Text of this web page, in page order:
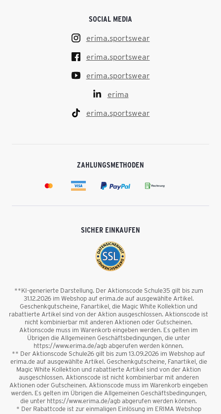
SOCIAL MEDIA
erima.sportswear
erima.sportswear
erima.sportswear
erima
erima.sportswear
ZAHLUNGSMETHODEN
SICHER EINKAUFEN
**KI-generierte Darstellung. Der Aktionscode Schule35 gilt bis zum
31.12.2026 im Webshop auf erima.de auf ausgewählte Artikel.
Geschenkgutscheine, Fanartikel, die Magic White Kollektion und
rabattierte Artikel sind von der Aktion ausgeschlossen. Aktionscode ist
nicht kombinierbar mit anderen Aktionen oder Gutscheinen.
Aktionscode muss im Warenkorb eingeben werden. Es gelten im
Übrigen die Allgemeinen Geschäftsbedingungen, die unter
https://www.erima.de/agb abgerufen werden können.
** Der Aktionscode Schule26 gilt bis zum 13.09.2026 im Webshop auf
erima.de auf ausgewählte Artikel. Geschenkgutscheine, Fanartikel, die
Magic White Kollektion und rabattierte Artikel sind von der Aktion
ausgeschlossen. Aktionscode ist nicht kombinierbar mit anderen
Aktionen oder Gutscheinen. Aktionscode muss im Warenkorb eingeben
werden. Es gelten im Übrigen die Allgemeinen Geschäftsbedingungen,
die unter https://www.erima.de/agb abgerufen werden können.
* Der Rabattcode ist zur einmaligen Einlösung im ERIMA Webshop